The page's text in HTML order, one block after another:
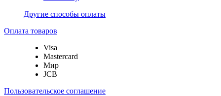
Другие способы оплаты
Оплата товаров
Visa
Mastercard
Мир
JCB
Пользовательское соглашение